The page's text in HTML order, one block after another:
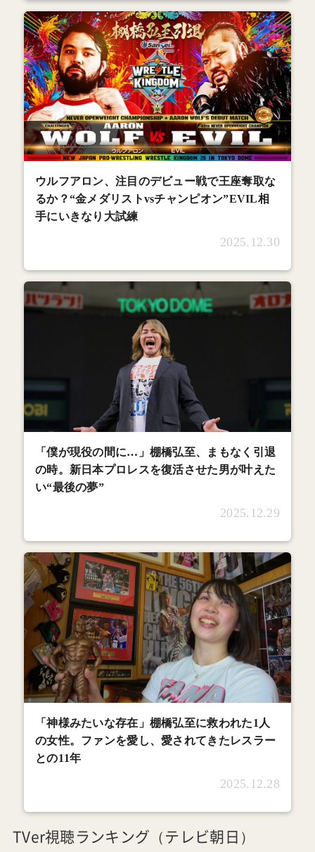
ウルフアロン、注目のデビュー戦で王座奪取な
るか？“金メダリストvsチャンピオン”EVIL相
手にいきなり大試練
2025.12.30
「僕が現役の間に…」棚橋弘至、まもなく引退
の時。新日本プロレスを復活させた男が叶えた
い“最後の夢”
2025.12.29
「神様みたいな存在」棚橋弘至に救われた1人
の女性。ファンを愛し、愛されてきたレスラー
との11年
2025.12.28
TVer視聴ランキング（テレビ朝日）